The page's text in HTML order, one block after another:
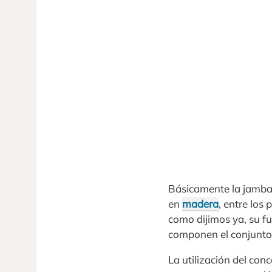
Básicamente la
en madera, entre los
como dijimos ya, su
componen el
La utilización del